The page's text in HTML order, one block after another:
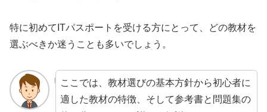
特に初めてITパスポートを受ける方にとって、どの教材を
選ぶべきか迷うことも多いでしょう。
ここでは、教材選びの基本方針から初心者に
適した教材の特徴、そして参考書と問題集の